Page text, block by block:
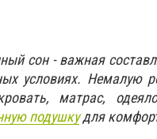
сон - важная
условиях. Немалую
матрас,
подушкудля